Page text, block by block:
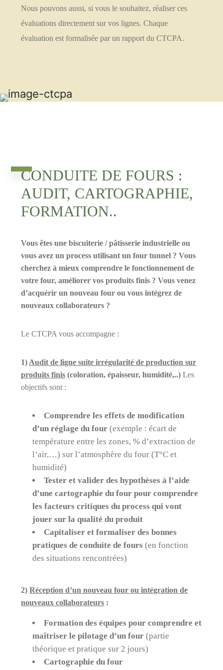
Nous pouvons aussi, si vous le souhaitez, réaliser ces
évaluations directement sur vos lignes. Chaque
évaluation est formalisée par un rapport du CTCPA.
CONDUITE DE FOURS :
AUDIT, CARTOGRAPHIE,
FORMATION..
Vous êtes une biscuiterie / pâtisserie industrielle ou
vous avez un process utilisant un four tunnel ? Vous
cherchez à mieux comprendre le fonctionnement de
votre four, améliorer vos produits finis ? Vous venez
d’acquérir un nouveau four ou vous intégrez de
nouveaux collaborateurs ?
Le CTCPA vous accompagne :
1) Audit de ligne suite irrégularité de production sur
produits finis (coloration, épaisseur, humidité,..) Les
objectifs sont :
Comprendre les effets de modification
d’un réglage du four (exemple : écart de
température entre les zones, % d’extraction de
l’air,…) sur l’atmosphère du four (T°C et
humidité)
Tester et valider des hypothèses à l’aide
d’une cartographie du four pour comprendre
les facteurs critiques du process qui vont
jouer sur la qualité du produit
Capitaliser et formaliser des bonnes
pratiques de conduite de fours (en fonction
des situations rencontrées)
2)Réception d’un nouveau four ou intégration de
nouveaux collaborateurs :
Formation des équipes pour comprendre et
maîtriser le pilotage d’un four (partie
théorique et pratique sur 2 jours)
Cartographie du four